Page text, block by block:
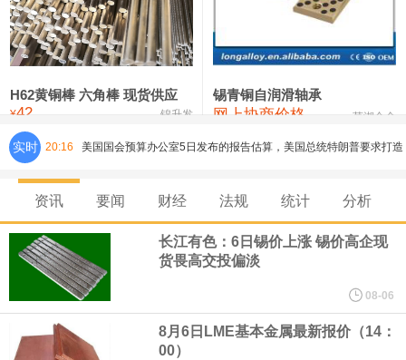
铸造铝合金锭(ZLD104) 24,100—24,300 24,200
压铸锌合金锭 26,250—26,450
氯化镍 38,300—40,300 39,300 0
H62黄铜棒 六角棒 现货供应
¥42 锦升发
锡青铜自润滑轴承
网上协商价格 芜湖合金
实时 20:16 美国国会预算办公室5日发布的报告估算，美国总统特朗普要求打造
的海军全新核动力“黄金舰队”可能需要在今后数十年间支出约2750
亿美元。其中，首艘“特朗普级”战列舰“无畏”号预估造价比原来至少
高50%。
芝加哥期权交易所全球市场公司（CBOE GLOBAL MARKETS
资讯 要闻 财经 法规 统计 分析
长江有色：6日锡价上涨 锡价高企现
货畏高交投偏淡
08-06
8月6日LME基本金属最新报价（14：
00）